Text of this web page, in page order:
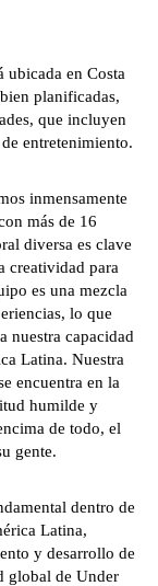
ubicada en Costa
planificadas,
que incluyen
entretenimiento.
inmensamente
más de 16
diversa es clave
creatividad para
es una mezcla
lo que
nuestra capacidad
Latina. Nuestra
encuentra en la
humilde y
de todo, el
gente.
dentro de
Latina,
y desarrollo de
global de Under